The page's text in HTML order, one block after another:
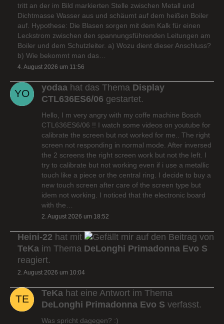
tritt an der im Bild markierten Stelle zwischen Metall und
Dichtmasse Wasser aus und schäumt auf dem heißen Boiler
auf. Hypothese: Die Blasen sorgen mit dem Kalk für einen
Leckstrom zwischen den spannungsführenden Leitungen am
Boiler und dem Schutzleiter. a) Wozu dient dieser Anschluss?
b) Wie bekommt man das…
4. August 2026 um 11:56
yodaa hat das Thema Display
CTL636ES6/06 gestartet.
Hello, I m very angry with my coffe machine Bosch
CTL636ES6/06 !! I watch some videos on youtube for
calibrate the screen but not worked for me.. The right
screen not responding in normal mode. After inversed
the 2 screens the right screen work but not the left. I
try to calibrate but not working even if i use a metallic
touch like a piece or the central ring. I decide to buy a
new touch screen after care of the screen type but
idem not working. I noticed that the electronic board
with the…
2. August 2026 um 18:52
Heini-22 hat mit
auf den Beitrag von
TeKa im Thema DeLonghi Primadonna Evo S
reagiert.
2. August 2026 um 10:04
TeKa hat eine Antwort im Thema
DeLonghi Primadonna Evo S verfasst.
Was spricht dagegen? :)